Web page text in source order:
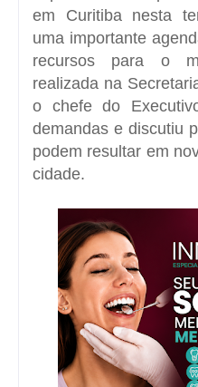
em Curitiba nesta
uma importante
recursos para o
realizada na
o chefe do
demandas e discutiu
podem resultar em
cidade.